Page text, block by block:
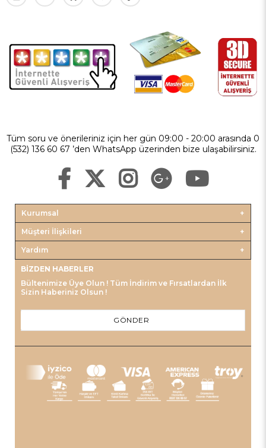
Tüm soru ve önerileriniz için her gün 09:00 - 20:00 arasında 0
(532) 136 60 67 ’den WhatsApp üzerinden bize ulaşabilirsiniz.
Kurumsal
Müşteri İlişkileri
Yardım
BIZDEN HABERLER
Bültenimize Üye Olun ! Tüm İndirim ve Fırsatlardan İlk
Sizin Haberiniz Olsun !
GÖNDER